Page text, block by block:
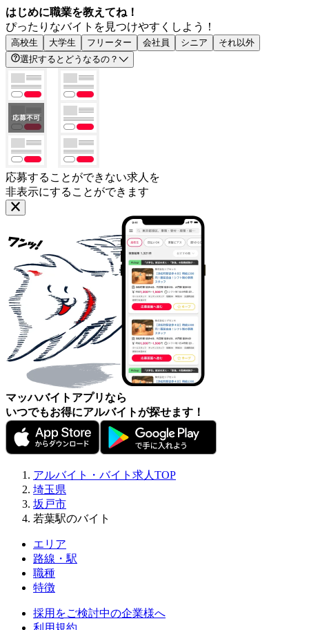
はじめに職業を教えてね！
ぴったりなバイトを見つけやすくしよう！
高校生 大学生 フリーター 会社員 シニア
それ以外
選択するとどうなるの？
応募することができない求人を
非表示にすることができます
マッハバイトアプリなら
いつでもお得にアルバイトが探せます！
アルバイト・バイト求人TOP
埼玉県
坂戸市
若葉駅のバイト
エリア
路線・駅
職種
特徴
採用をご検討中の企業様へ
利用規約